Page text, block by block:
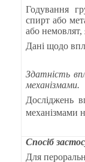
Годування
спирт або
або
Дані щодо
Здатність
механізмами.
Досліджень
механізмами
Спосіб
Для